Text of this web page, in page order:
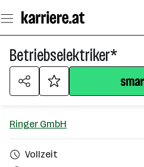
Seiteninhalt
springen
Betriebselektriker*
Ringer GmbH
Vollzeit